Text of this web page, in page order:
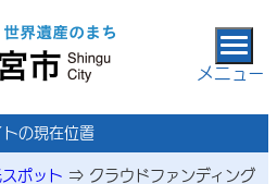
メニュー
トの現在位置
ポット ⇒ クラウドファンディング